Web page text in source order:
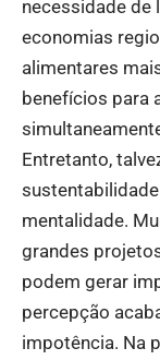
necessidade
economias
alimentares
benefícios para
Entretanto,
mentalidade.
grandes
podem gerar
percepção
impotência. Na